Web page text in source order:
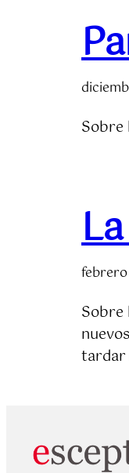
Sobre
Sobre
tardar